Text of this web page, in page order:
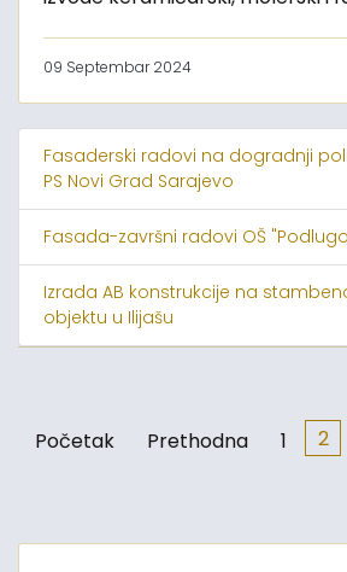
09 Septembar 2024
Fasaderski radovi na dogradnji
PS Novi Grad Sarajevo
Fasada-završni radovi OŠ
Izrada AB konstrukcije na
objektu u Ilijašu
Početak Prethodna 1 2